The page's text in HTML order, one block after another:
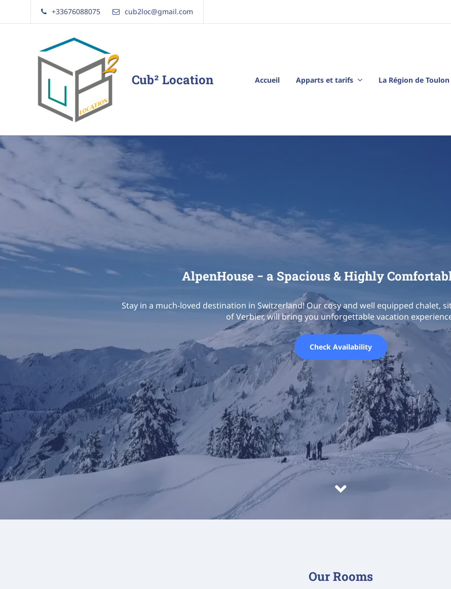
+33676088075 cub2loc@gmail.com
Cub² Location
vous!
Accueil Apparts et tarifs La Région de Toulon
AlpenHouse − a Spacious & Highly
Stay in a much-loved destination in Switzerland! Our cosy and well equipped chalet,
of Verbier, will bring you unforgettable vacation
Check Availability
Our Rooms